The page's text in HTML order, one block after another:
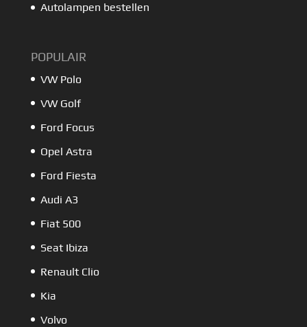
Autolampen bestellen
POPULAIR
VW Polo
VW Golf
Ford Focus
Opel Astra
Ford Fiesta
Audi A3
Fiat 500
Seat Ibiza
Renault Clio
Kia
Volvo